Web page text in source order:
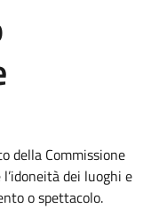
della Commissione
dei luoghi e
o spettacolo.